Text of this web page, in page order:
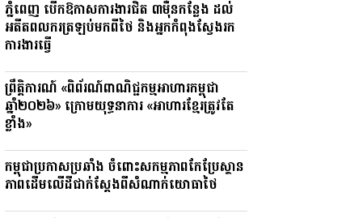
ភ្នំពេញ បើកឱកាសការងារជិត ៣ម៉ឺនកន្លែង ដល់
អតីតពលករត្រឡប់មកពីថៃ និងអ្នកកំពុងស្វែងរក
ការងារធ្វើ
ព្រឹត្តិការណ៍ «ពិព័រណ៍ពាណិជ្ជកម្មអាហារកម្ពុជា
ឆ្នាំ២០២៦» ក្រោមយុទ្ធនាការ «អាហារខ្មែរត្រូវតែ
ខ្លាំង»
កម្ពុជាប្រកាសប្រឆាំង ចំពោះសកម្មភាពកែប្រែស្ថាន
ភាពដើមលើដីជាក់ស្តែងពីសំណាក់យោធាថៃ